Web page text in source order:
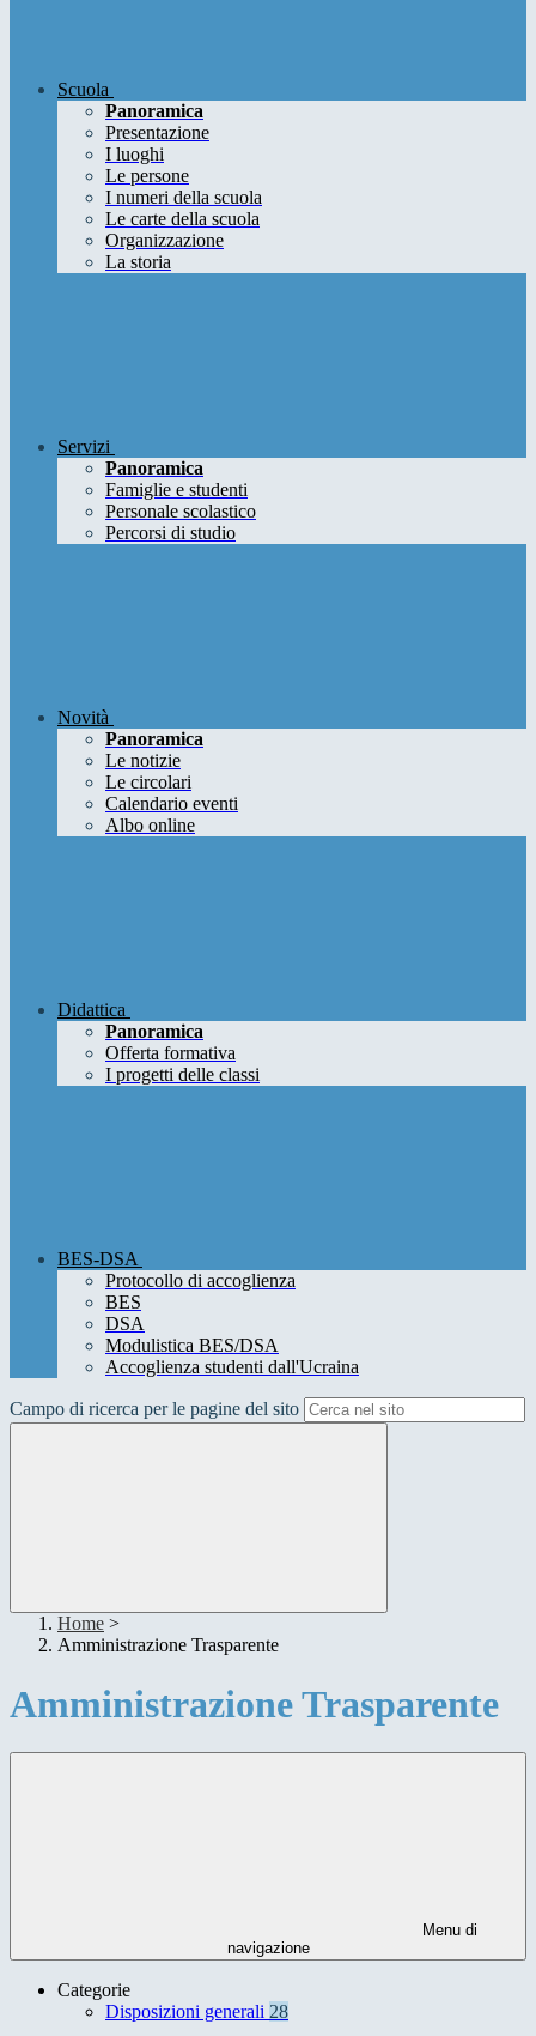
Scuola
Panoramica
Presentazione
I luoghi
Le persone
I numeri della scuola
Le carte della scuola
Organizzazione
La storia
Servizi
Panoramica
Famiglie e studenti
Personale scolastico
Percorsi di studio
Novità
Panoramica
Le notizie
Le circolari
Calendario eventi
Albo online
Didattica
Panoramica
Offerta formativa
I progetti delle classi
BES-DSA
Protocollo di accoglienza
BES
DSA
Modulistica BES/DSA
Accoglienza studenti dall'Ucraina
Campo di ricerca per le pagine del sito
Home >
Amministrazione Trasparente
Amministrazione Trasparente
Menu di
navigazione
Categorie
Disposizioni generali 28